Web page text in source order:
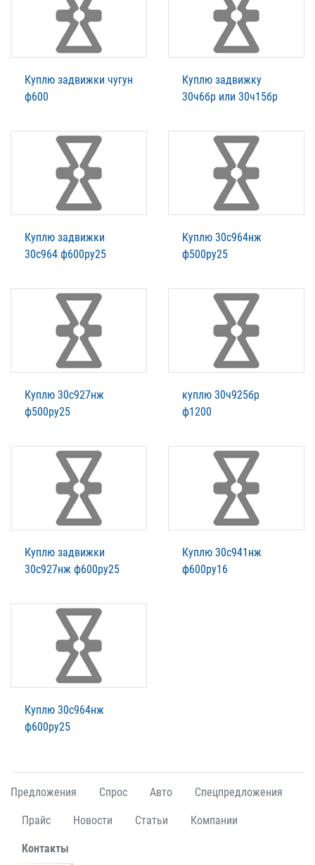
Куплю задвижки чугун
ф600
Куплю задвижку
30ч6бр или 30ч15бр
Куплю задвижки
30с964 ф600ру25
Куплю 30с964нж
ф500ру25
Куплю 30с927нж
ф500ру25
куплю 30ч925бр
ф1200
Куплю задвижки
30с927нж ф600ру25
Куплю 30с941нж
ф600ру16
Куплю 30с964нж
ф600ру25
Предложения Спрос Авто Спецпредложения
Прайс Новости Статьи Компании
Контакты